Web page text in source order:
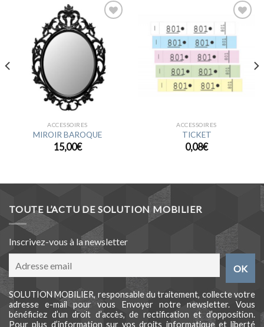
wishlist
ACCESSOIRES
MIROIR BAROQUE
15,00€
à la
wishlist
ACCESSOIRES
TICKET
0,08€
TOUTE L’ACTU DE SOLUTION MOBILIER
Inscrivez-vous à la newsletter
SOLUTION MOBILIER, responsable du traitement, collecte votre
adresse e-mail pour vous Envoyer notre newsletter. Vous
bénéficiez d’un droit d’accès, de rectification et d’opposition.
Pour plus d’information sur vos droits informatique et liberté